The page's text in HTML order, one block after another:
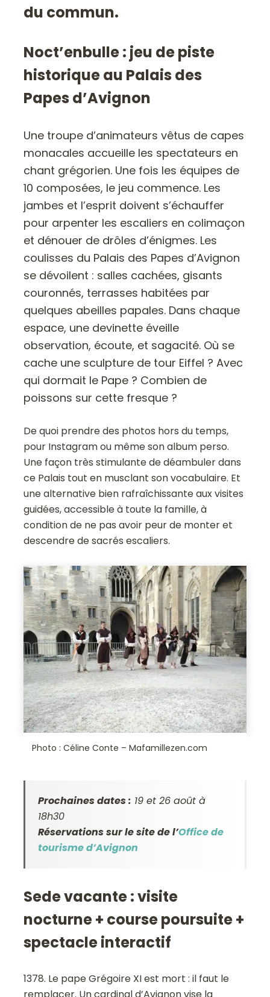
du commun.
Noct’enbulle : jeu de piste
historique au Palais des
Papes d’Avignon
Une troupe d’animateurs vêtus de capes
monacales accueille les spectateurs en
chant grégorien. Une fois les équipes de
10 composées, le jeu commence. Les
jambes et l’esprit doivent s’échauffer
pour arpenter les escaliers en colimaçon
et dénouer de drôles d’énigmes. Les
coulisses du Palais des Papes d’Avignon
se dévoilent : salles cachées, gisants
couronnés, terrasses habitées par
quelques abeilles papales. Dans chaque
espace, une devinette éveille
observation, écoute, et sagacité. Où se
cache une sculpture de tour Eiffel ? Avec
qui dormait le Pape ? Combien de
poissons sur cette fresque ?
De quoi prendre des photos hors du temps,
pour Instagram ou même son album perso.
Une façon très stimulante de déambuler dans
ce Palais tout en musclant son vocabulaire. Et
une alternative bien rafraîchissante aux visites
guidées, accessible à toute la famille, à
condition de ne pas avoir peur de monter et
descendre de sacrés escaliers.
Photo : Céline Conte – Mafamillezen.com
Prochaines dates : 19 et 26 août à
18h30
Réservations sur le site de l’Office de
tourisme d’Avignon
Sede vacante : visite
nocturne + course poursuite +
spectacle interactif
1378. Le pape Grégoire XI est mort : il faut le